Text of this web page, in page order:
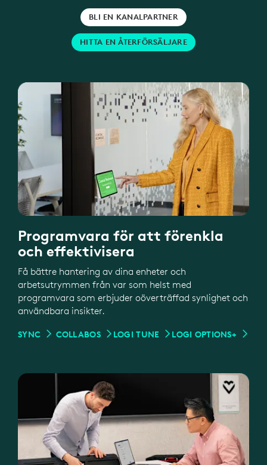
BLI EN KANALPARTNER
HITTA EN ÅTERFÖRSÄLJARE
Programvara för att förenkla
och effektivisera
Få bättre hantering av dina enheter och
arbetsutrymmen från var som helst med
programvara som erbjuder oöverträffad synlighet och
användbara insikter.
SYNC COLLABOS LOGI TUNE LOGI OPTIONS+